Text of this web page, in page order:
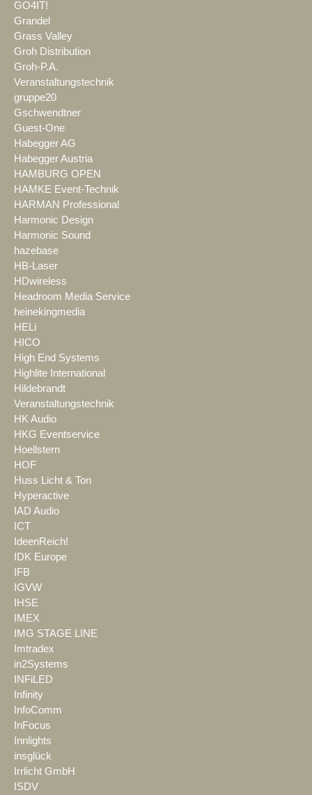
GO4IT!
Grandel
Grass Valley
Groh Distribution
Groh-P.A.
Veranstaltungstechnik
gruppe20
Gschwendtner
Guest-One
Habegger AG
Habegger Austria
HAMBURG OPEN
HAMKE Event-Technik
HARMAN Professional
Harmonic Design
Harmonic Sound
hazebase
HB-Laser
HDwireless
Headroom Media Service
heinekingmedia
HELi
HICO
High End Systems
Highlite International
Hildebrandt
Veranstaltungstechnik
HK Audio
HKG Eventservice
Hoellstern
HOF
Huss Licht & Ton
Hyperactive
IAD Audio
ICT
IdeenReich!
IDK Europe
IFB
IGVW
IHSE
IMEX
IMG STAGE LINE
Imtradex
in2Systems
INFiLED
Infinity
InfoComm
InFocus
Innlights
insglück
Irrlicht GmbH
ISDV